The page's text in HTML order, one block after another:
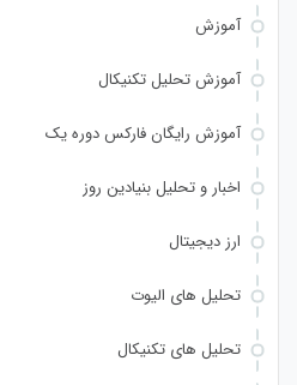
آموزش
آموزش تحلیل تکنیکال
آموزش رایگان فارکس دوره یک
اخبار و تحلیل بنیادین روز
ارز دیجیتال
تحلیل های الیوت
تحلیل های تکنیکال